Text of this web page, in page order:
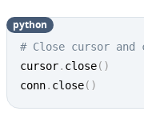
# Close cursor and
cursor. close( )
conn. close( )
python